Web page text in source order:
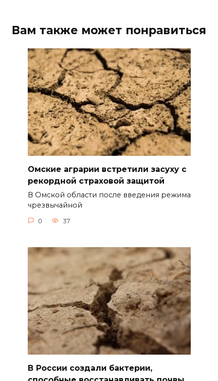
Вам также может понравиться
Омские аграрии встретили засуху с
рекордной страховой защитой
В Омской области после введения режима
чрезвычайной
0 37
В России создали бактерии,